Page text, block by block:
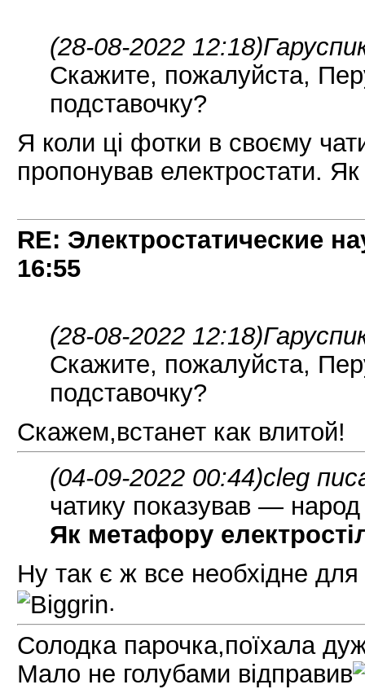
(28-08-2022 12:18)
Скажите, пожалуйста,
подставочку?
Я коли ці фотки в своєму
пропонував електростати.
RE: Электростатические
16:55
(28-08-2022 12:18)
Скажите, пожалуйста,
подставочку?
Скажем,встанет как влитой!
(04-09-2022 00:44)cleg
чатику показував —
Як метафору
Ну так є ж все необхiдне для
.
Солодка парочка,поїхала
Мало не голубами вiдправив